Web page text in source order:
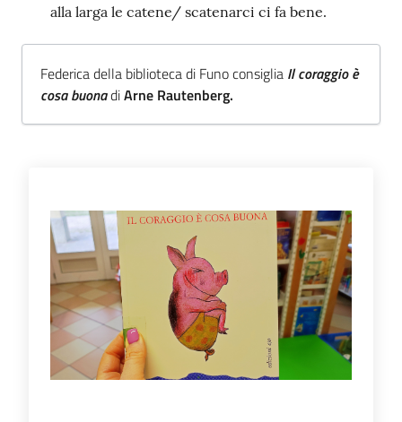
Online
Bambini
ragazzi
alla larga le catene/ scatenarci ci fa bene.
Federica della biblioteca di Funo consiglia Il coraggio è
cosa buonadiArne Rautenberg.